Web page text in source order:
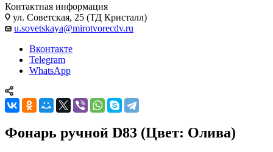
Контактная информация
ул. Советская, 25 (ТД Кристалл)
u.sovetskaya@mirotvorecdv.ru
Вконтакте
Telegram
WhatsApp
Фонарь ручной D83 (Цвет: Олива)